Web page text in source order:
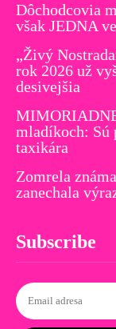
Dôchodcovia
však JEDNA
„Živý
rok 2026 už
desivejšia
mladíkoch: Sú
taxikára
Zomrela
zanechala
Subscribe